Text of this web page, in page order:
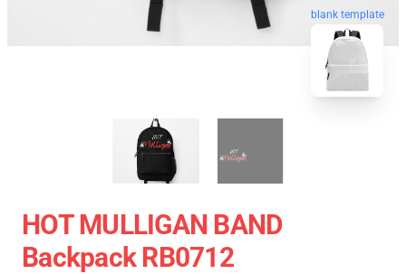
blank template
HOT MULLIGAN BAND
Backpack RB0712